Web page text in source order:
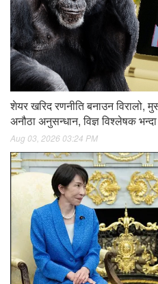
शेयर खरिद रणनीति बनाउन विरालो,
अनौठा अनुसन्धान, विज्ञ विश्लेषक भन्दा
Aug 03, 2026 03:24 PM